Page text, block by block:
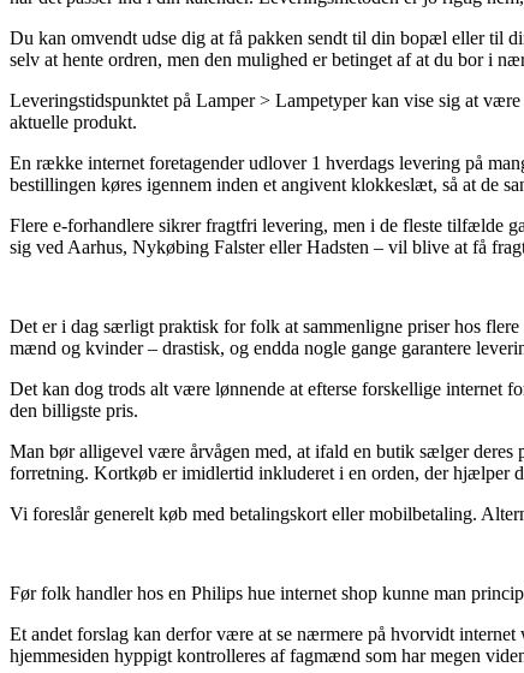
Du kan omvendt udse dig at få pakken sendt til din bopæl eller til
selv at hente ordren, men den mulighed er betinget af at du bor i
Leveringstidspunktet på Lamper > Lampetyper kan vise sig at
aktuelle produkt.
En række internet foretagender udlover 1 hverdags levering på
bestillingen køres igennem inden et angivent klokkeslæt, så at de
Flere e-forhandlere sikrer fragtfri levering, men i de fleste tilfælde
sig ved Aarhus, Nykøbing Falster eller Hadsten – vil blive at få
Det er i dag særligt praktisk for folk at sammenligne priser hos
mænd og kvinder – drastisk, og endda nogle gange garantere
Det kan dog trods alt være lønnende at efterse forskellige internet
den billigste pris.
Man bør alligevel være årvågen med, at ifald en butik sælger deres
forretning. Kortkøb er imidlertid inkluderet i en orden, der hjælper
Vi foreslår generelt køb med betalingskort eller mobilbetaling.
Før folk handler hos en Philips hue internet shop kunne man
Et andet forslag kan derfor være at se nærmere på hvorvidt
hjemmesiden hyppigt kontrolleres af fagmænd som har megen